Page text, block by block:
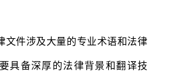
件涉及大量的专业术语和法律
具备深厚的法律背景和翻译技